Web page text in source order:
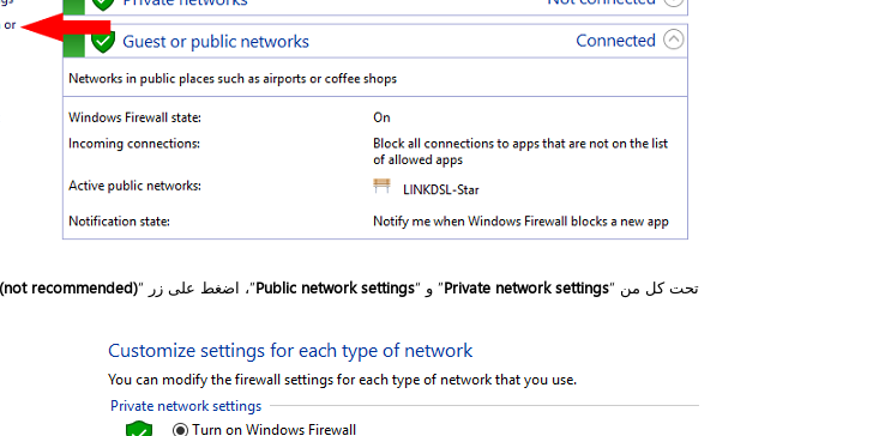
تحت كل من “Private network settings” و “Public network settings”، اضغط على زر “recommended)